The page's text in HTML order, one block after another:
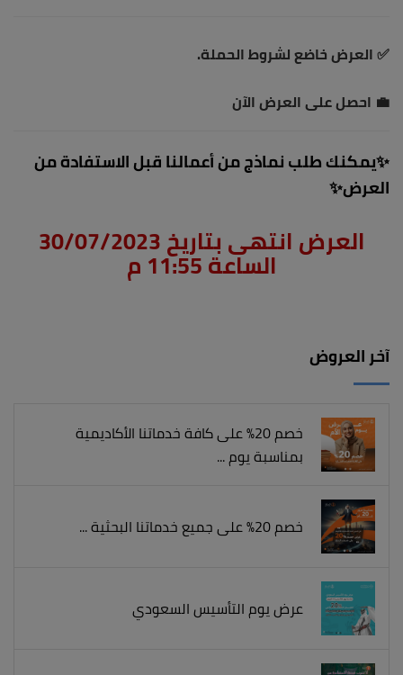
✅ العرض خاضع لشروط الحملة.
💼 احصل على العرض الآن
✨يمكنك طلب نماذج من أعمالنا قبل الاستفادة من
العرض✨
العرض انتهى بتاريخ 30/07/2023
الساعة 11:55 م
آخر العروض
خصم 20% على كافة خدماتنا الأكاديمية
بمناسبة يوم ...
خصم 20% على جميع خدماتنا البحثية ...
عرض يوم التأسيس السعودي